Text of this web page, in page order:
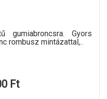
gumiabroncsra. Gyors
rombusz mintázattal,..
Ft